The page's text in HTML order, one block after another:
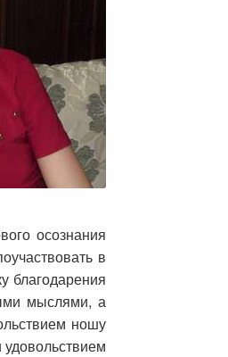
осознания
в
благодарения
мыслями, а
ношу